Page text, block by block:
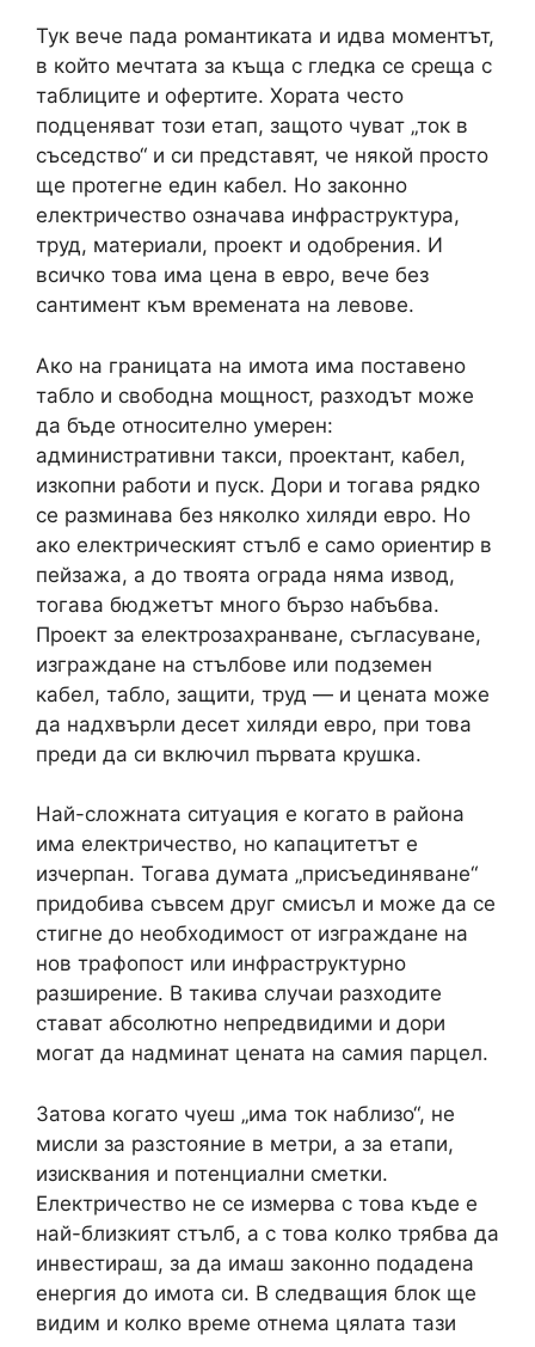
Тук вече пада романтиката и идва моментът,
в който мечтата за къща с гледка се среща с
таблиците и офертите. Хората често
подценяват този етап, защото чуват „ток в
съседство“ и си представят, че някой просто
ще протегне един кабел. Но законно
електричество означава инфраструктура,
труд, материали, проект и одобрения. И
всичко това има цена в евро, вече без
сантимент към времената на левове.
Ако на границата на имота има поставено
табло и свободна мощност, разходът може
да бъде относително умерен:
административни такси, проектант, кабел,
изкопни работи и пуск. Дори и тогава рядко
се разминава без няколко хиляди евро. Но
ако електрическият стълб е само ориентир в
пейзажа, а до твоята ограда няма извод,
тогава бюджетът много бързо набъбва.
Проект за електрозахранване, съгласуване,
изграждане на стълбове или подземен
кабел, табло, защити, труд — и цената може
да надхвърли десет хиляди евро, при това
преди да си включил първата крушка.
Най-сложната ситуация е когато в района
има електричество, но капацитетът е
изчерпан. Тогава думата „присъединяване“
придобива съвсем друг смисъл и може да се
стигне до необходимост от изграждане на
нов трафопост или инфраструктурно
разширение. В такива случаи разходите
стават абсолютно непредвидими и дори
могат да надминат цената на самия парцел.
Затова когато чуеш „има ток наблизо“, не
мисли за разстояние в метри, а за етапи,
изисквания и потенциални сметки.
Електричество не се измерва с това къде е
най-близкият стълб, а с това колко трябва да
инвестираш, за да имаш законно подадена
енергия до имота си. В следващия блок ще
видим и колко време отнема цялата тази